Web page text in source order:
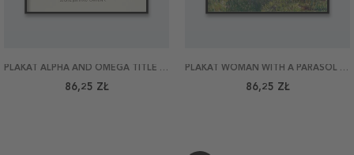
86,25 ZŁ 86,25 ZŁ